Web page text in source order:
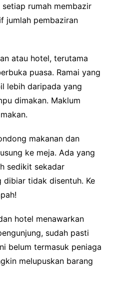
rumah membazir
jumlah pembaziran
atau hotel, terutama
puasa. Ramai yang
lebih daripada yang
dimakan. Maklum
makanan dan
ke meja. Ada yang
sedikit sekadar
dibiar tidak disentuh. Ke
hotel menawarkan
sudah pasti
belum termasuk peniaga
melupuskan barang